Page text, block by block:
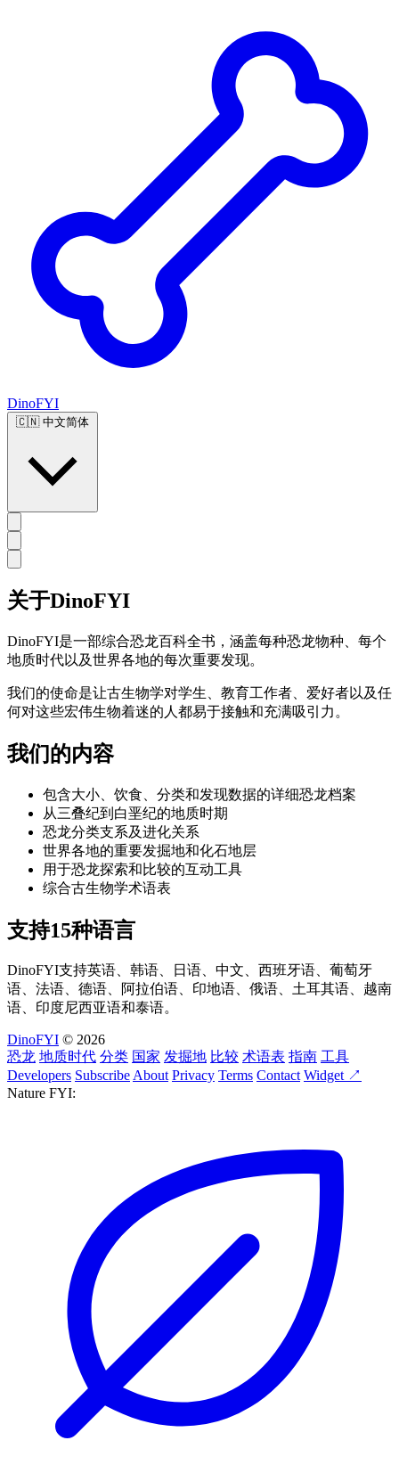
DinoFYI
🇨🇳 中文简体
关于DinoFYI
DinoFYI是一部综合恐龙百科全书，涵盖每种恐龙物种、每个
地质时代以及世界各地的每次重要发现。
我们的使命是让古生物学对学生、教育工作者、爱好者以及任
何对这些宏伟生物着迷的人都易于接触和充满吸引力。
我们的内容
包含大小、饮食、分类和发现数据的详细恐龙档案
从三叠纪到白垩纪的地质时期
恐龙分类支系及进化关系
世界各地的重要发掘地和化石地层
用于恐龙探索和比较的互动工具
综合古生物学术语表
支持15种语言
DinoFYI支持英语、韩语、日语、中文、西班牙语、葡萄牙
语、法语、德语、阿拉伯语、印地语、俄语、土耳其语、越南
语、印度尼西亚语和泰语。
DinoFYI © 2026
恐龙 地质时代 分类 国家 发掘地 比较 术语表 指南 工具
Developers SubscribeAbout Privacy Terms Contact Widget ↗
Nature FYI: